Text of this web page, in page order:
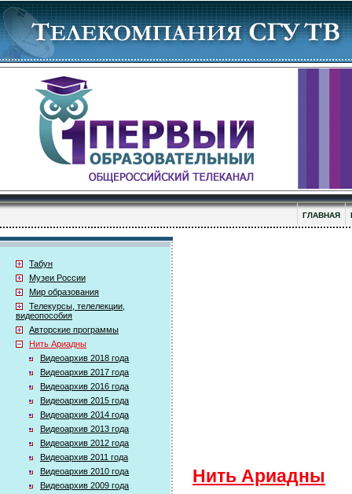
ГЛАВНАЯ
Табун
Музеи России
Мир образования
Телекурсы, телелекции,
видеопособия
Авторские программы
Нить Ариадны
Видеоархив 2018 года
Видеоархив 2017 года
Видеоархив 2016 года
Видеоархив 2015 года
Видеоархив 2014 года
Видеоархив 2013 года
Видеоархив 2012 года
Видеоархив 2011 года
Видеоархив 2010 года
Видеоархив 2009 года
Нить Ариадны